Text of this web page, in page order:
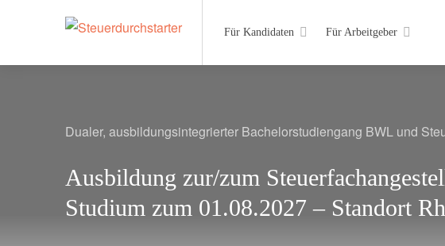
Für Kandidaten Für Arbeitgeber
Dualer, ausbildungsintegrierter Bachelorstudiengang BWL und
Ausbildung zur/zum
Studium zum 01.08.2027 – Standort